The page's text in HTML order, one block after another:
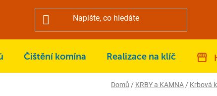
Čištění komína Realizace na klíč
Domů / KRBY a KAMNA / Krbová